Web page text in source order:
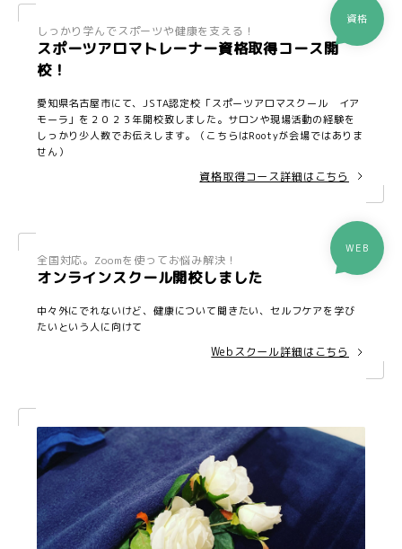
資格
しっかり学んでスポーツや健康を支える！
スポーツアロマトレーナー資格取得コース開
校！
愛知県名古屋市にて、JSTA認定校「スポーツアロマスクール イア
モーラ」を２０２３年開校致しました。サロンや現場活動の経験を
しっかり少人数でお伝えします。（こちらはRootyが会場ではありま
せん）
資格取得コース詳細はこちら
WEB
全国対応。Zoomを使ってお悩み解決！
オンラインスクール開校しました
中々外にでれないけど、健康について聞きたい、セルフケアを学び
たいという人に向けて
Webスクール詳細はこちら